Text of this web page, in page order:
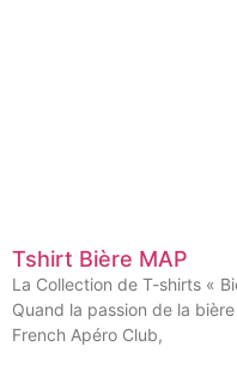
Tshirt Bière MAP
La Collection de T-shirts «
Quand la passion de la
French Apéro Club,